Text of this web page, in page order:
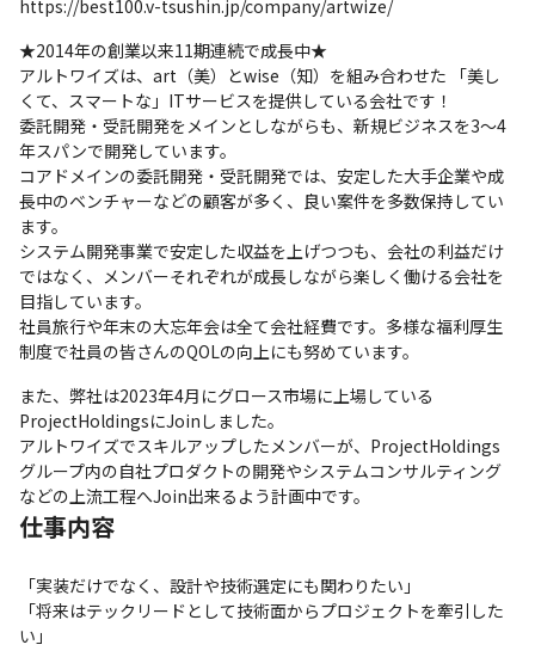
https://best100.v-tsushin.jp/company/artwize/
★2014年の創業以来11期連続で成長中★
アルトワイズは、art（美）とwise（知）を組み合わせた 「美し
くて、スマートな」ITサービスを提供している会社です！
委託開発・受託開発をメインとしながらも、新規ビジネスを3〜4
年スパンで開発しています。
コアドメインの委託開発・受託開発では、安定した大手企業や成
長中のベンチャーなどの顧客が多く、良い案件を多数保持してい
ます。
システム開発事業で安定した収益を上げつつも、会社の利益だけ
ではなく、メンバーそれぞれが成長しながら楽しく働ける会社を
目指しています。
社員旅行や年末の大忘年会は全て会社経費です。多様な福利厚生
制度で社員の皆さんのQOLの向上にも努めています。
また、弊社は2023年4月にグロース市場に上場している
ProjectHoldingsにJoinしました。
アルトワイズでスキルアップしたメンバーが、ProjectHoldings
グループ内の自社プロダクトの開発やシステムコンサルティング
などの上流工程へJoin出来るよう計画中です。
仕事内容
「実装だけでなく、設計や技術選定にも関わりたい」
「将来はテックリードとして技術面からプロジェクトを牽引した
い」